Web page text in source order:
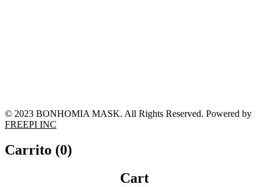
© 2023 BONHOMIA MASK. All Rights Reserved. Powered by
FREEPI INC
Carrito (0)
Cart